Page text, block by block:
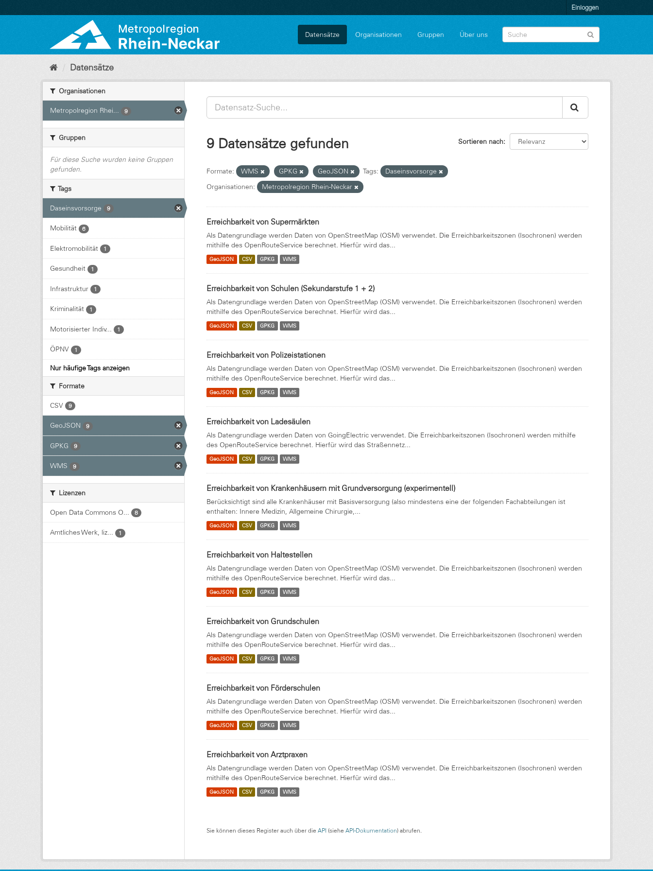
zum
Einloggen
Datensätze Organisationen Gruppen Über uns
Datensätze
Organisationen
Metropolregion Rhei... 9
Gruppen
Für diese Suche wurden keine Gruppen
gefunden.
Tags
Daseinsvorsorge 9
Mobilität 6
Elektromobilität 1
Gesundheit 1
Infrastruktur 1
Kriminalität 1
Motorisierter Indiv... 1
ÖPNV 1
Nur häufige Tags anzeigen
Formate
CSV 9
GeoJSON 9
GPKG 9
WMS 9
Lizenzen
Open Data Commons O... 8
Amtliches Werk, liz... 1
Sortieren nach
9 Datensätze gefunden
Formate: WMS GPKG GeoJSON Tags:
Daseinsvorsorge
Organisationen:
Metropolregion Rhein-Neckar
Erreichbarkeit von Supermärkten
Als Datengrundlage werden Daten von OpenStreetMap (OSM) verwendet. Die Erreichbarkeitszonen (Isochronen) werden
mithilfe des OpenRouteService berechnet. Hierfür wird das...
GeoJSON CSV GPKG WMS
Erreichbarkeit von Schulen (Sekundarstufe 1 + 2)
Als Datengrundlage werden Daten von OpenStreetMap (OSM) verwendet. Die Erreichbarkeitszonen (Isochronen) werden
mithilfe des OpenRouteService berechnet. Hierfür wird das...
GeoJSON CSV GPKG WMS
Erreichbarkeit von Polizeistationen
Als Datengrundlage werden Daten von OpenStreetMap (OSM) verwendet. Die Erreichbarkeitszonen (Isochronen) werden
mithilfe des OpenRouteService berechnet. Hierfür wird das...
GeoJSON CSV GPKG WMS
Erreichbarkeit von Ladesäulen
Als Datengrundlage werden Daten von GoingElectric verwendet. Die Erreichbarkeitszonen (Isochronen) werden mithilfe
des OpenRouteService berechnet. Hierfür wird das Straßennetz...
GeoJSON CSV GPKG WMS
Erreichbarkeit von Krankenhäusern mit Grundversorgung (experimentell)
Berücksichtigt sind alle Krankenhäuser mit Basisversorgung (also mindestens eine der folgenden Fachabteilungen ist
enthalten: Innere Medizin, Allgemeine Chirurgie,...
GeoJSON CSV GPKG WMS
Erreichbarkeit von Haltestellen
Als Datengrundlage werden Daten von OpenStreetMap (OSM) verwendet. Die Erreichbarkeitszonen (Isochronen) werden
mithilfe des OpenRouteService berechnet. Hierfür wird das...
GeoJSON CSV GPKG WMS
Erreichbarkeit von Grundschulen
Als Datengrundlage werden Daten von OpenStreetMap (OSM) verwendet. Die Erreichbarkeitszonen (Isochronen) werden
mithilfe des OpenRouteService berechnet. Hierfür wird das...
GeoJSON CSV GPKG WMS
Erreichbarkeit von Förderschulen
Als Datengrundlage werden Daten von OpenStreetMap (OSM) verwendet. Die Erreichbarkeitszonen (Isochronen) werden
mithilfe des OpenRouteService berechnet. Hierfür wird das...
GeoJSON CSV GPKG WMS
Erreichbarkeit von Arztpraxen
Als Datengrundlage werden Daten von OpenStreetMap (OSM) verwendet. Die Erreichbarkeitszonen (Isochronen) werden
mithilfe des OpenRouteService berechnet. Hierfür wird das...
GeoJSON CSV GPKG WMS
Sie können dieses Register auch über die API (siehe API-Dokumentation) abrufen.